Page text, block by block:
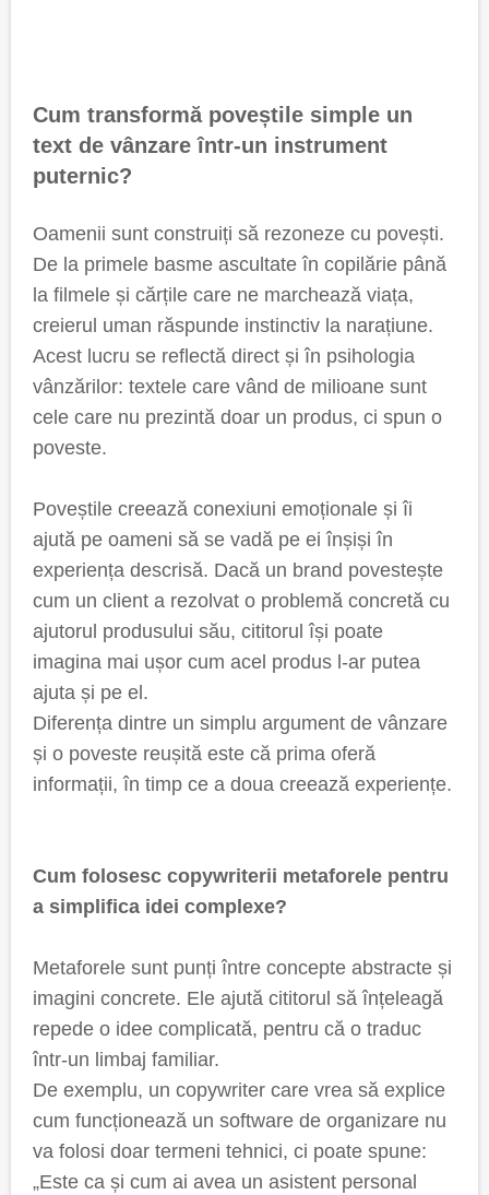
Cum transformă poveștile simple un
text de vânzare într-un instrument
puternic?
Oamenii sunt construiți să rezoneze cu povești.
De la primele basme ascultate în copilărie până
la filmele și cărțile care ne marchează viața,
creierul uman răspunde instinctiv la narațiune.
Acest lucru se reflectă direct și în psihologia
vânzărilor: textele care vând de milioane sunt
cele care nu prezintă doar un produs, ci spun o
poveste.
Poveștile creează conexiuni emoționale și îi
ajută pe oameni să se vadă pe ei înșiși în
experiența descrisă. Dacă un brand povestește
cum un client a rezolvat o problemă concretă cu
ajutorul produsului său, cititorul își poate
imagina mai ușor cum acel produs l-ar putea
ajuta și pe el.
Diferența dintre un simplu argument de vânzare
și o poveste reușită este că prima oferă
informații, în timp ce a doua creează experiențe.
Cum folosesc copywriterii metaforele pentru
a simplifica idei complexe?
Metaforele sunt punți între concepte abstracte și
imagini concrete. Ele ajută cititorul să înțeleagă
repede o idee complicată, pentru că o traduc
într-un limbaj familiar.
De exemplu, un copywriter care vrea să explice
cum funcționează un software de organizare nu
va folosi doar termeni tehnici, ci poate spune:
„Este ca și cum ai avea un asistent personal